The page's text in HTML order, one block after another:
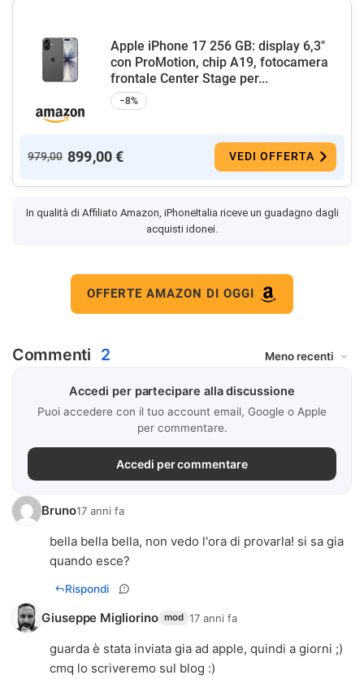
Apple iPhone 17 256 GB: display 6,3"
con ProMotion, chip A19, fotocamera
frontale Center Stage per...
−8%
979,00 899,00 € VEDI OFFERTA
In qualità di Affiliato Amazon, iPhoneItalia riceve un guadagno dagli
acquisti idonei.
OFFERTE AMAZON DI OGGI
Commenti 2
Accedi per partecipare alla discussione
Puoi accedere con il tuo account email, Google o Apple
per commentare.
Accedi per commentare
Bruno17 anni fa
bella bella bella, non vedo l'ora di provarla! si sa gia
quando esce?
Rispondi
Giuseppe Migliorino mod 17 anni fa
guarda è stata inviata gia ad apple, quindi a giorni ;)
cmq lo scriveremo sul blog :)